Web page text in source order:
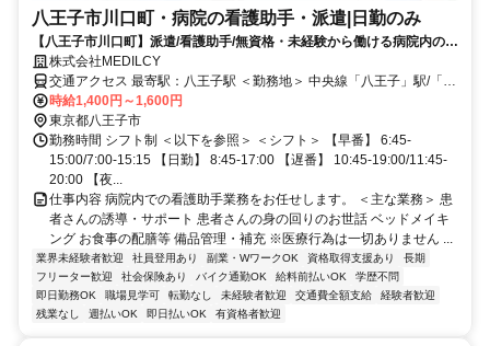
八王子市川口町・病院の看護助手・派遣|日勤のみ
【八王子市川口町】派遣/看護助手/無資格・未経験から働ける病院内のサ
ポート業務
株式会社MEDILCY
交通アクセス 最寄駅：八王子駅 ＜勤務地＞ 中央線「八王子」駅/「西
八王子」駅 京王線「京王八王子」駅 ※車/バイク通勤も無料駐車場完
備
時給1,400円～1,600円
東京都八王子市
勤務時間 シフト制 ＜以下を参照＞ ＜シフト＞ 【早番】 6:45-
15:00/7:00-15:15 【日勤】 8:45-17:00 【遅番】 10:45-19:00/11:45-
20:00 【夜...
仕事内容 病院内での看護助手業務をお任せします。 ＜主な業務＞ 患
者さんの誘導・サポート 患者さんの身の回りのお世話 ベッドメイキ
ング お食事の配膳等 備品管理・補充 ※医療行為は一切ありません ...
業界未経験者歓迎 社員登用あり 副業・WワークOK 資格取得支援あり
長期
フリーター歓迎
社会保険あり バイク通勤OK 給料前払いOK
学歴不問
即日勤務OK
職場見学可 転勤なし 未経験者歓迎 交通費全額支給
経験者歓迎
残業なし
週払いOK 即日払いOK 有資格者歓迎